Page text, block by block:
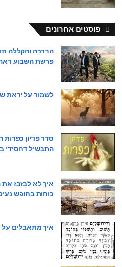
פוסטים אחרונים
הברכה והקללה
פרשת השבוע
לשמור על יראת
סדר פדיון
התבשיל דחסידי
איך לא לבזבז את
כוחות בחופש
איך מתאבלים על